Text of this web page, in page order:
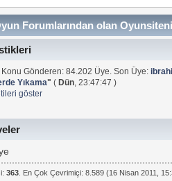
Forumlarından olan
Gönderen: 84.202 Üye. Son Üye:
Yıkama" (Dün , 23:47:47 )
göster
363. En Çok Çevrimiçi: 8.589 (16 Nisan 2011,